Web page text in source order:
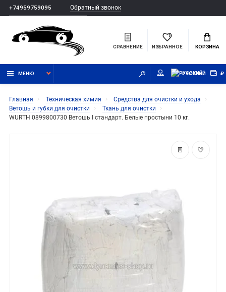
+74959759095 Обратный звонок
СРАВНЕНИЕ ИЗБРАННОЕ КОРЗИНА
МЕНЮ РУССКИЙ ₽
Главная Техническая химия
Средства для очистки и ухода
Ветошь и губки для очистки
Ткань для очистки
WURTH 0899800730 Ветошь I стандарт. Белые простыни 10 кг.